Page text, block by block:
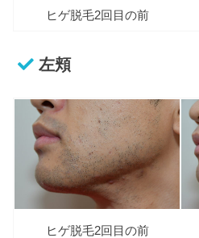
ヒゲ脱毛2回目の前
左頬
ヒゲ脱毛2回目の前